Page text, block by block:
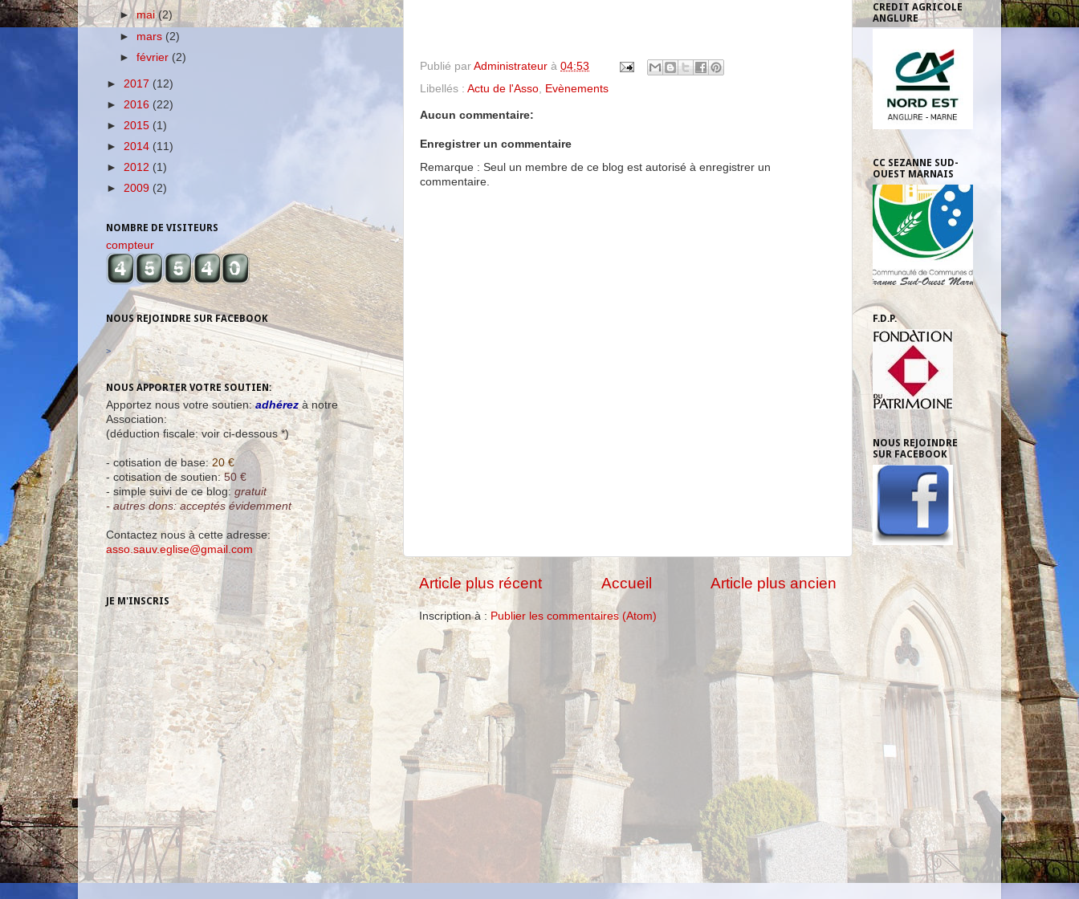
Publié par Administrateur à 04:53
Libellés : Actu de l'Asso Evènements
Aucun commentaire:
Enregistrer un commentaire
Remarque : Seul un membre de ce blog est autorisé à enregistrer un
commentaire.
Article plus récent Article plus ancien
Accueil
Inscription à : Publier les commentaires (Atom)
►mai(2)
► mars (2)
►février (2)
► 2017 (12)
► 2016 (22)
► 2015 (1)
► 2014 (11)
► 2012 (1)
► 2009 (2)
NOMBRE DE VISITEURS
compteur
NOUS REJOINDRE SUR FACEBOOK
>
NOUS APPORTER VOTRE SOUTIEN:
Apportez nous votre soutien:adhérezà notre
Association:
(déduction fiscale: voir ci-dessous *)
- cotisation de base:20 €
- cotisation de soutien:50 €
- simple suivi de ce blog: gratuit
- autres dons: acceptés évidemment
Contactez nous à cette adresse:
asso.sauv.eglise@gmail.com
JE M'INSCRIS
CREDIT AGRICOLE
ANGLURE
CC SEZANNE SUD-
OUEST MARNAIS
F.D.P.
NOUS REJOINDRE
SUR FACEBOOK